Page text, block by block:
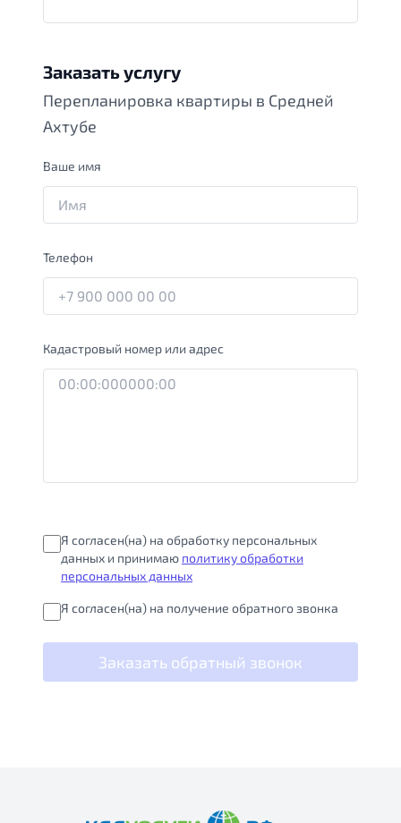
Заказать услугу
Перепланировка квартиры в Средней
Ахтубе
Ваше имя
Телефон
Кадастровый номер или адрес
Я согласен(на) на обработку персональных
данных и принимаю политику обработки
персональных данных
Я согласен(на) на получение обратного звонка
Заказать обратный звонок